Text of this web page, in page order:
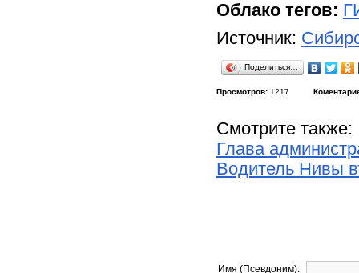
Облако тегов:
Источник:
Поделиться…
Просмотров: 1217
Смотрите также:
Глава
Водитель Нивы
Имя (Псевдоним):